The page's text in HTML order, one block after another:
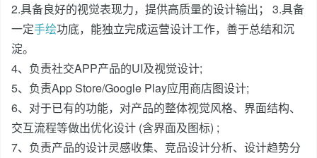
2.具备良好的视觉表现力，提供高质量的设计输出； 3.具备
一定手绘功底，能独立完成运营设计工作，善于总结和沉
淀。
4、负责社交APP产品的UI及视觉设计;
5、负责App Store/Google Play应用商店图设计;
6、对于已有的功能，对产品的整体视觉风格、界面结构、
交互流程等做出优化设计 (含界面及图标) ;
7、负责产品的设计灵感收集、竞品设计分析、设计趋势分